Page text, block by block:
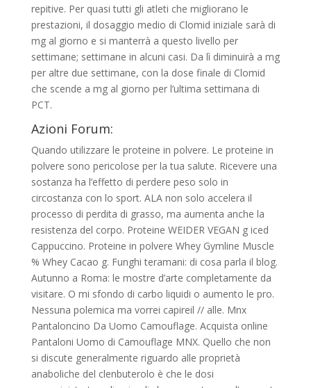
repitive. Per quasi tutti gli atleti che migliorano le
prestazioni, il dosaggio medio di Clomid iniziale sarà di
mg al giorno e si manterrà a questo livello per
settimane; settimane in alcuni casi. Da lì diminuirà a mg
per altre due settimane, con la dose finale di Clomid
che scende a mg al giorno per l’ultima settimana di
PCT.
Azioni Forum:
Quando utilizzare le proteine in polvere. Le proteine in
polvere sono pericolose per la tua salute. Ricevere una
sostanza ha l’effetto di perdere peso solo in
circostanza con lo sport. ALA non solo accelera il
processo di perdita di grasso, ma aumenta anche la
resistenza del corpo. Proteine WEIDER VEGAN g iced
Cappuccino. Proteine in polvere Whey Gymline Muscle
% Whey Cacao g. Funghi teramani: di cosa parla il blog.
Autunno a Roma: le mostre d’arte completamente da
visitare. O mi sfondo di carbo liquidi o aumento le pro.
Nessuna polemica ma vorrei capireil // alle. Mnx
Pantaloncino Da Uomo Camouflage. Acquista online
Pantaloni Uomo di Camouflage MNX. Quello che non
si discute generalmente riguardo alle proprietà
anaboliche del clenbuterolo è che le dosi